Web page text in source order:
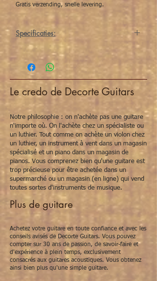
Gratis verzending, snelle levering.
Specificaties:
We hebben deze Hiscox koffer in
1. Medium
Bovenbreedte: 26,7 cm
Onderbreedte: 37,5 cm
Lengte klankkast: 49 cm
2. Large
Bovenbreedte: 27,7 cm
Onderbreedte: 38,5 cm
Lengte klankkast: 49,5 cm
Le credo de Decorte Guitars
Notre philosophie : on n'achète pas une guitare
n'importe où. On l'achète chez un spécialiste ou
un luthier. Tout comme on achète un violon chez
un luthier, un instrument à vent dans un magasin
spécialisé et un piano dans un magasin de
pianos. Vous comprenez bien qu'une guitare est
trop précieuse pour être achetée dans un
supermarché ou un magasin (en ligne) qui vend
toutes sortes d'instruments de musique.
Plus de guitare
Achetez votre guitare en toute confiance et avec les
conseils avisés de Decorte Guitars. Vous pouvez
compter sur 30 ans de passion, de savoir-faire et
d'expérience à plein temps, exclusivement
consacrés aux guitares acoustiques. Vous obtenez
ainsi bien plus qu'une simple guitare.